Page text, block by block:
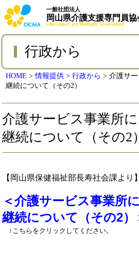
一般社団法人
岡山県介護支援専門員協
Okayama Care Manager Association
行政から
HOME >情報提供 >行政から >介護サ
継続について（その2）
介護サービス事業所
継続について（その2）
【岡山県保健福祉部長寿社会課より】
＜介護サービス事業所
継続について（その2）
↑こちらをクリックしてください。